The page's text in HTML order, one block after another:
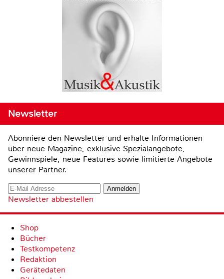
Newsletter
Abonniere den Newsletter und erhalte Informationen
über neue Magazine, exklusive Spezialangebote,
Gewinnspiele, neue Features sowie limitierte Angebote
unserer Partner.
Newsletter abbestellen
Shop
Bücher
Testkompetenz
Redaktion
Gerätedaten